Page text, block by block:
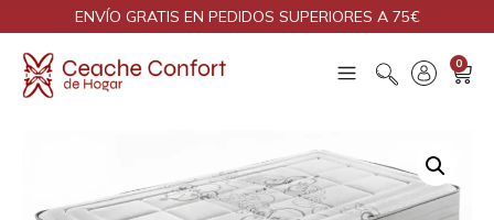
ENVÍO GRATIS EN PEDIDOS SUPERIORES A 75€
0